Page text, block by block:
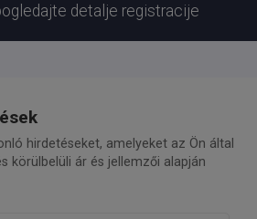
detalje registracije
hirdetéseket, amelyeket az Ön által
körülbelüli ár és jellemzői alapján